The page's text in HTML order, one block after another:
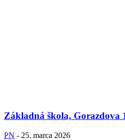
Základná škola, Gorazdova
PN - 25. marca 2026